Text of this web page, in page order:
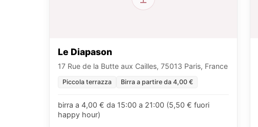
Le Diapason
17 Rue de la Butte aux Cailles, 75013 Paris, France
Piccola terrazza Birra a partire da 4,00 €
birra a 4,00 € da 15:00 a 21:00 (5,50 € fuori
happy hour)